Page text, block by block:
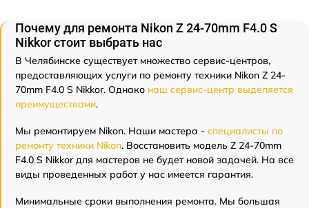
Почему для ремонта Nikon Z 24-70mm F4.0 S
Nikkor стоит выбрать нас
В Челябинске существует множество сервис-центров,
предоставляющих услуги по ремонту техники Nikon Z 24-
70mm F4.0 S Nikkor. Однако наш сервис-центр выделяется
преимуществами.
Мы ремонтируем Nikon. Наши мастера - специалисты по
ремонту техники Nikon. Восстановить модель Z 24-70mm
F4.0 S Nikkor для мастеров не будет новой задачей. На все
виды проведенных работ у нас имеется гарантия.
Минимальные сроки выполнения ремонта. Мы большая